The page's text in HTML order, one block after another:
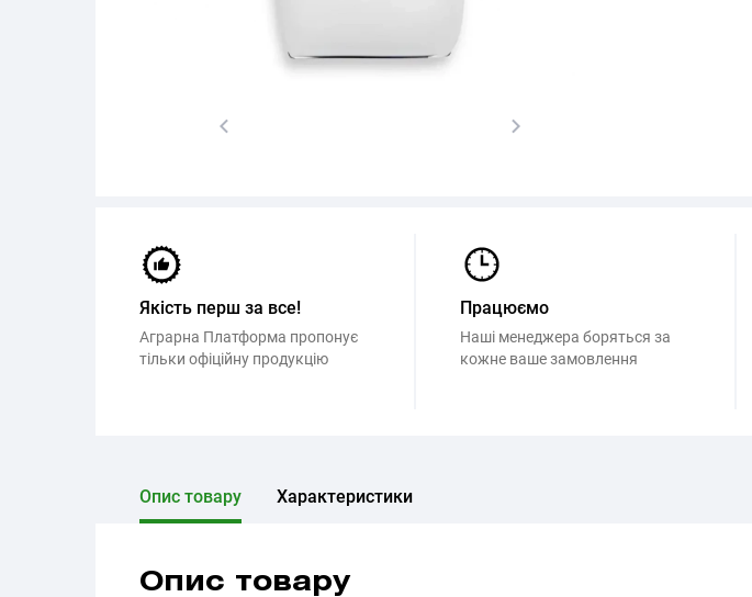
Якість перш за все!
Аграрна Платформа пропонує
тільки офіційну продукцію
Працюємо
Наші менеджера боряться за
кожне ваше замовлення
Опис товару Характеристики
Опис товару